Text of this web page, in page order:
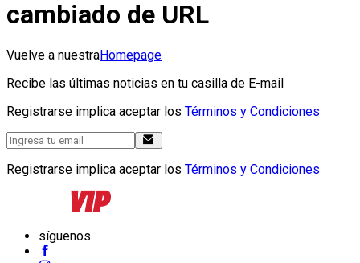
cambiado de URL
Vuelve a nuestraHomepage
Recibe las últimas noticias en tu casilla de E-mail
Registrarse implica aceptar los Términos y Condiciones
Registrarse implica aceptar los Términos y Condiciones
síguenos